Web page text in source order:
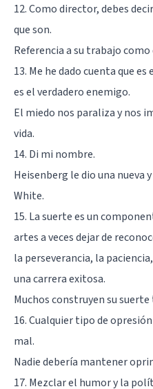
12. Como director, debes
que son.
Referencia a su trabajo
13. Me he dado cuenta que
es el verdadero enemigo.
El miedo nos paraliza y nos
vida.
14. Di mi nombre.
Heisenberg le dio una nueva
White.
15. La suerte es un
artes a veces dejar de
la perseverancia, la
una carrera exitosa.
Muchos construyen su
16. Cualquier tipo de
mal.
Nadie debería mantener
17. Mezclar el humor y la